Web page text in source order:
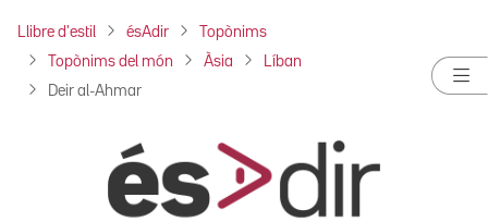
Llibre d'estil ésAdir Topònims
Topònims del món Àsia Líban
Deir al-Ahmar